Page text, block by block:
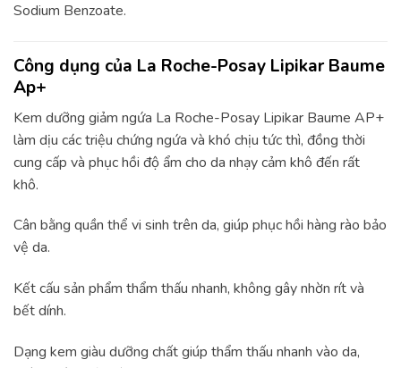
Sodium Benzoate.
Công dụng của La Roche-Posay Lipikar Baume
Ap+
Kem dưỡng giảm ngứa La Roche-Posay Lipikar Baume AP+
làm dịu các triệu chứng ngứa và khó chịu tức thì, đồng thời
cung cấp và phục hồi độ ẩm cho da nhạy cảm khô đến rất
khô.
Cân bằng quần thể vi sinh trên da, giúp phục hồi hàng rào bảo
vệ da.
Kết cấu sản phẩm thẩm thấu nhanh, không gây nhờn rít và
bết dính.
Dạng kem giàu dưỡng chất giúp thẩm thấu nhanh vào da,